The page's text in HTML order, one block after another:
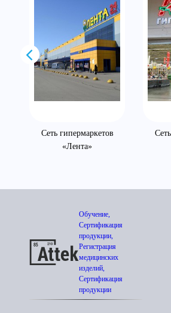
Сеть гипермаркетов
«Лента»
Обучение,
Сертификация
продукции,
Регистрация
медицинских
изделий,
Сертификация
продукции